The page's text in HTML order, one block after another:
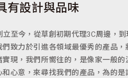
有設計與品味
立至今，從草創初期代理3C周邊，
們致力於引進各領域最優秀的產品
實現，我們所嚮往的，是像家一般
和心意，來尋找我們的產品，為的